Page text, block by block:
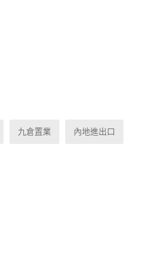
九倉置業 內地進出口